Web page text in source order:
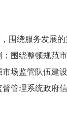
围绕服务发展
围绕整顿规范
场监管队伍建
管理系统政府